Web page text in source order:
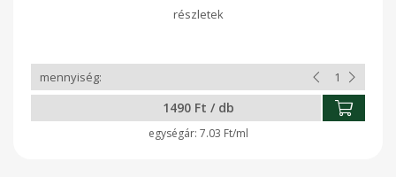
salátákhoz és sajtokhoz is. Sót nem tartalmaz.
1490 Ft / db
7.03 Ft/ml